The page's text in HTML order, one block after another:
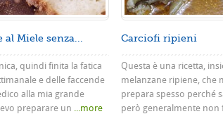
Miele senza...
quindi finita la fatica
e delle faccende
alla mia grande
preparare un ...more
Carciofi ripieni
Questa è una ricetta,
melanzane ripiene, che
prepara spesso perché
però generalmente non